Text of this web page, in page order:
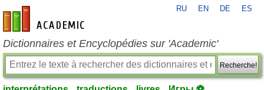
fr-academic.com
RU EN DE ES
Dictionnaires et Encyclopédies sur 'Academic'
Recherche!